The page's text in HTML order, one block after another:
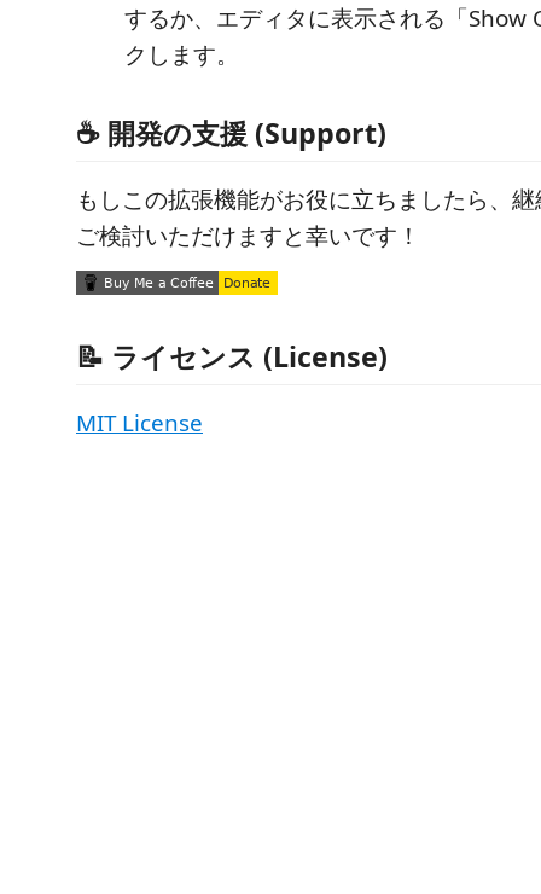
するか、エディタに表示される「
クします。
☕ 開発の支援 (Support)
もしこの拡張機能がお役に立ちましたら、
ご検討いただけますと幸いです！
📝 ライセンス (License)
MIT License